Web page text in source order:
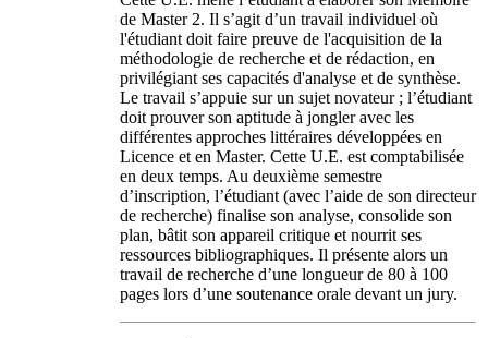
de Master 2. Il s’agit d’un travail individuel où
l'étudiant doit faire preuve de l'acquisition de la
méthodologie de recherche et de rédaction, en
privilégiant ses capacités d'analyse et de synthèse.
Le travail s’appuie sur un sujet novateur ; l’étudiant
doit prouver son aptitude à jongler avec les
différentes approches littéraires développées en
Licence et en Master. Cette U.E. est comptabilisée
en deux temps. Au deuxième semestre
d’inscription, l’étudiant (avec l’aide de son directeur
de recherche) finalise son analyse, consolide son
plan, bâtit son appareil critique et nourrit ses
ressources bibliographiques. Il présente alors un
travail de recherche d’une longueur de 80 à 100
pages lors d’une soutenance orale devant un jury.